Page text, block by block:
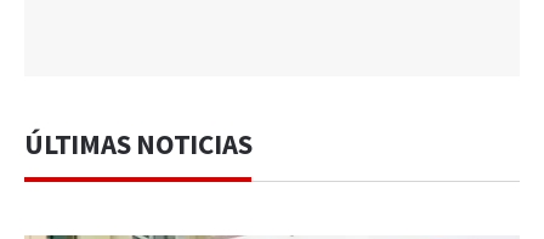
ÚLTIMAS NOTICIAS